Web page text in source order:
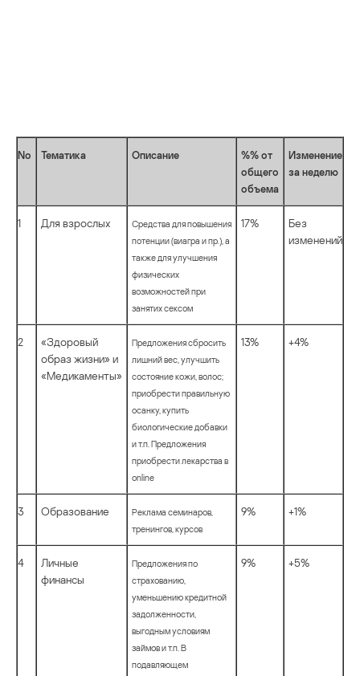
No Тематика Описание
%% от
общего
объема
Изменение
за неделю
1 Для взрослых
Средства для повышения
потенции (виагра и пр.), а
также для улучшения
физических
возможностей при
занятих сексом
17%
Без
изменений
2
«Здоровый
образ жизни» и
«Медикаменты»
Предложения сбросить
лишний вес, улучшить
состояние кожи, волос;
приобрести правильную
осанку, купить
биологические добавки
и т.п. Предложения
приобрести лекарства в
online
13% +4%
3 Образование
Реклама семинаров,
тренингов, курсов
9% +1%
4
Личные
финансы
Предложения по
страхованию,
уменьшению кредитной
задолженности,
выгодным условиям
займов и т.п. В
подавляющем
9% +5%